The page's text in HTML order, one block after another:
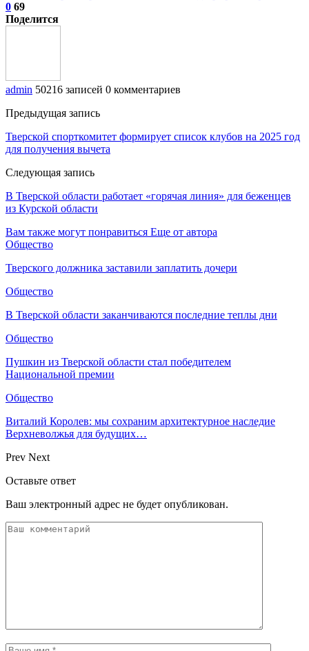
0 69
Поделится
admin 50216 записей 0 комментариев
Предыдущая запись
Тверской спорткомитет формирует список клубов на 2025 год
для получения вычета
Следующая запись
В Тверской области работает «горячая линия» для беженцев
из Курской области
Вам также могут понравиться Еще от автора
Общество
Тверского должника заставили заплатить дочери
Общество
В Тверской области заканчиваются последние теплы дни
Общество
Пушкин из Тверской области стал победителем
Национальной премии
Общество
Виталий Королев: мы сохраним архитектурное наследие
Верхневолжья для будущих…
Prev Next
Оставьте ответ
Ваш электронный адрес не будет опубликован.